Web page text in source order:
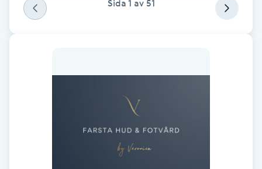
Föning
Sida 1 av 51